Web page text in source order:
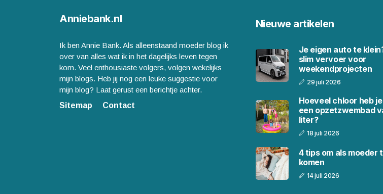
Anniebank.nl
Ik ben Annie Bank. Als alleenstaand moeder blog ik
over van alles wat ik in het dagelijks leven tegen
kom. Veel enthousiaste volgers, volgen wekelijks
mijn blogs. Heb jij nog een leuke suggestie voor
mijn blog? Laat gerust een berichtje achter.
Sitemap
Contact
Nieuwe artikelen
Je eigen auto te
slim vervoer voor
weekendprojecten
29 juli 2026
Hoeveel chloor heb
een opzetzwembad
liter?
18 juli 2026
4 tips om als moeder
komen
14 juli 2026